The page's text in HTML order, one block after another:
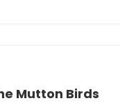
Mutton Birds